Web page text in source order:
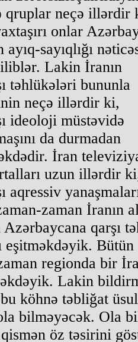
qruplar neçə illərdir
onlar
sayıqlığı
Lakin İranın
təhlükələri bununla
neçə illərdir ki,
ideoloji müstəvidə
da durmadan
İran
uzun illərdir
aqressiv
zaman İranın
qarşı
eşitməkdəyik. Bütün
regionda bir
Lakin
köhnə təbliğat
bilməyəcək. Ola
öz təsirini